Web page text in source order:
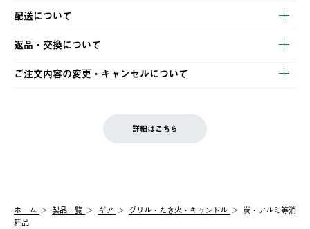
以下のいずれかの方法でお支払いいただけます。
・クレジットカード決済
・コンビニ決済
・Pay-easy決済
配送について
【発送スケジュール】
ご注文・ご入金完了より2営業日以内に商品を発送いたします。
土日祝の発送はございませんので、木曜日以降のご注文は週明け
の発送となる場合がございます。
【配送業者】
佐川急便にて配送されます。
返品・交換について
※お客様都合の場合
お客様都合の返品にかかる送料は、お客様ご負担とさせていただ
一度お手元の商品を返品いただき、ご希望商品を再注文してくだ
ご注文内容の変更・キャンセルについて
LOGOS FAMILY会員の方は、会員マイページ内 購入履歴画面に
詳細はこちら
ホーム 製品一覧 ギア グリル・たき火・キャンドル
炭・アルミ等消
耗品